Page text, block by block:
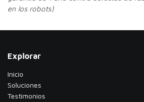
en los robots)
Explorar
Inicio
Soluciones
Testimonios